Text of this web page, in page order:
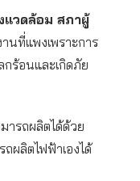
แวดล้อม สภาผู้
ที่แพงเพราะการ
ร้อนและเกิดภัย
ารถผลิตได้ด้วย
ถผลิตไฟฟ้าเองได้